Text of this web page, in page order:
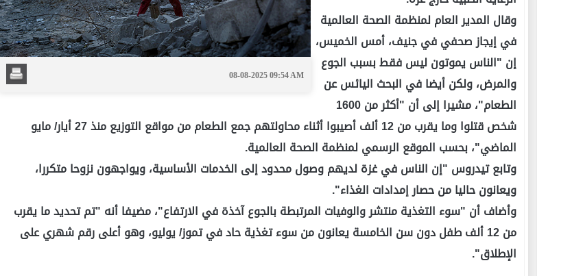
08-08-2025 09:54 AM
وقال المدير العام لمنظمة الصحة العالمية
في إيجاز صحفي في جنيف، أمس الخميس،
إن "الناس يموتون ليس فقط بسبب الجوع
والمرض، ولكن أيضا في البحث اليائس عن
الطعام"، مشيرا إلى أن "أكثر من 1600
شخص قتلوا وما يقرب من 12 ألف أصيبوا أثناء محاولتهم جمع الطعام من مواقع التوزيع منذ 27 أيار/ مايو
الماضي"، بحسب الموقع الرسمي لمنظمة الصحة العالمية.
وتابع تيدروس "إن الناس في غزة لديهم وصول محدود إلى الخدمات الأساسية، ويواجهون نزوحا متكررا،
ويعانون حاليا من حصار إمدادات الغذاء".
وأضاف أن "سوء التغذية منتشر والوفيات المرتبطة بالجوع آخذة في الارتفاع"، مضيفا أنه "تم تحديد ما يقرب
من 12 ألف طفل دون سن الخامسة يعانون من سوء تغذية حاد في تموز/ يوليو، وهو أعلى رقم شهري على
الإطلاق".